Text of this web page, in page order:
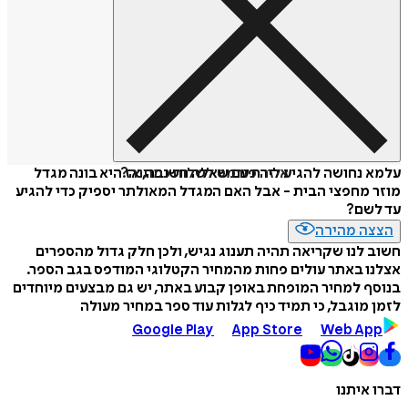
איזה פורמט לשלוח כמתנה?
עלמא נחושה להגיע לירח עם שאלה חשובה, אז היא בונה מגדל
מוזר מחפצי הבית - אבל האם המגדל המאולתר יספיק כדי להגיע
עד לשם?
הצצה מהירה
חשוב לנו שקריאה תהיה תענוג נגיש, ולכן חלק גדול מהספרים
אצלנו באתר עולים פחות מהמחיר הקטלוגי המודפס בגב הספר.
בנוסף למחיר המופחת באופן קבוע באתר, יש גם מבצעים מיוחדים
לזמן מוגבל, כי תמיד כיף לגלות עוד ספר במחיר מעולה
Google Play
App Store Web App
דברו איתנו